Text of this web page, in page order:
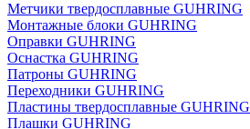
Метчики твердосплавные GUHRING
Монтажные блоки GUHRING
Оправки GUHRING
Оснастка GUHRING
Патроны GUHRING
Переходники GUHRING
Пластины твердосплавные GUHRING
Плашки GUHRING